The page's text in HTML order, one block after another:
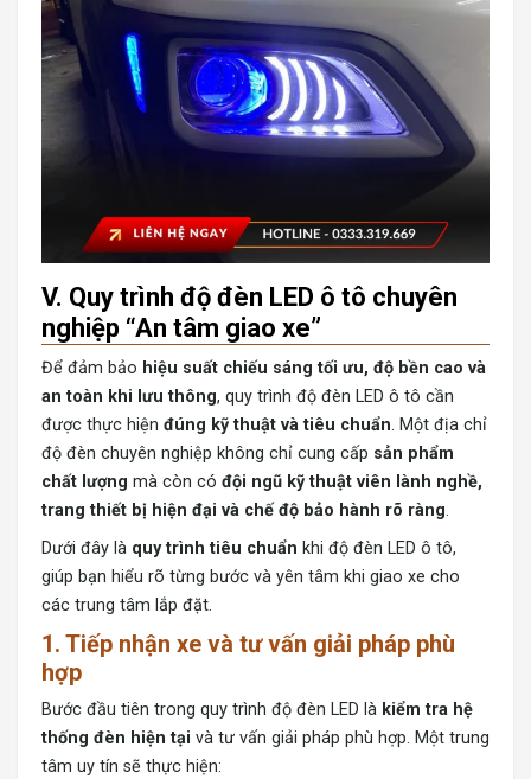
V. Quy trình độ đèn LED ô tô chuyên
nghiệp “An tâm giao xe”
Để đảm bảo hiệu suất chiếu sáng tối ưu, độ bền cao và
an toàn khi lưu thông, quy trình độ đèn LED ô tô cần
được thực hiện đúng kỹ thuật và tiêu chuẩn. Một địa chỉ
độ đèn chuyên nghiệp không chỉ cung cấp sản phẩm
chất lượng mà còn có đội ngũ kỹ thuật viên lành nghề,
trang thiết bị hiện đại và chế độ bảo hành rõ ràng.
Dưới đây là quy trình tiêu chuẩn khi độ đèn LED ô tô,
giúp bạn hiểu rõ từng bước và yên tâm khi giao xe cho
các trung tâm lắp đặt.
1. Tiếp nhận xe và tư vấn giải pháp phù
hợp
Bước đầu tiên trong quy trình độ đèn LED là kiểm tra hệ
thống đèn hiện tại và tư vấn giải pháp phù hợp. Một trung
tâm uy tín sẽ thực hiện: